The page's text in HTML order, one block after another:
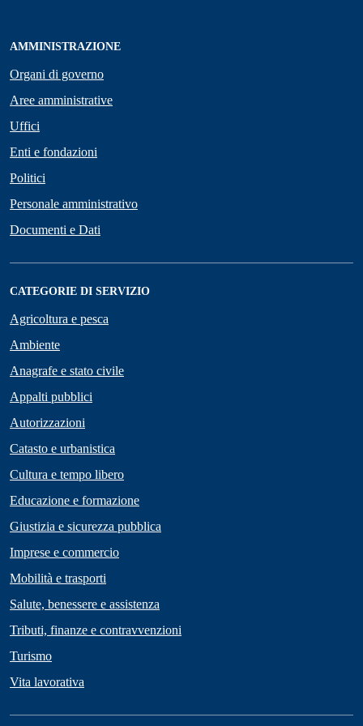
AMMINISTRAZIONE
Organi di governo
Aree amministrative
Uffici
Enti e fondazioni
Politici
Personale amministrativo
Documenti e Dati
CATEGORIE DI SERVIZIO
Agricoltura e pesca
Ambiente
Anagrafe e stato civile
Appalti pubblici
Autorizzazioni
Catasto e urbanistica
Cultura e tempo libero
Educazione e formazione
Giustizia e sicurezza pubblica
Imprese e commercio
Mobilità e trasporti
Salute, benessere e assistenza
Tributi, finanze e contravvenzioni
Turismo
Vita lavorativa